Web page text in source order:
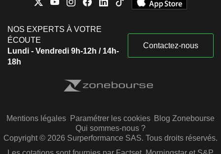
NOS EXPERTS À VOTRE
ÉCOUTE
Lundi - Vendredi 9h-12h / 14h-
18h
Contactez-nous
Mentions légales Paramétrer les cookies Blog Zonebourse
Qui sommes-nous ?
Copyright © 2026 Surperformance SAS. Tous droits réservés.